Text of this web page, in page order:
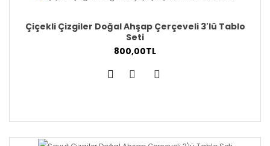
Çiçekli Çizgiler Doğal Ahşap Çerçeveli 3'lü Tablo
Seti
800,00TL